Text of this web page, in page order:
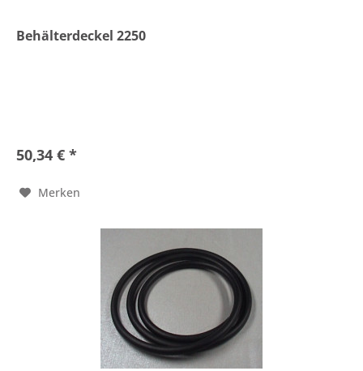
Behälterdeckel 2250
50,34 € *
Merken